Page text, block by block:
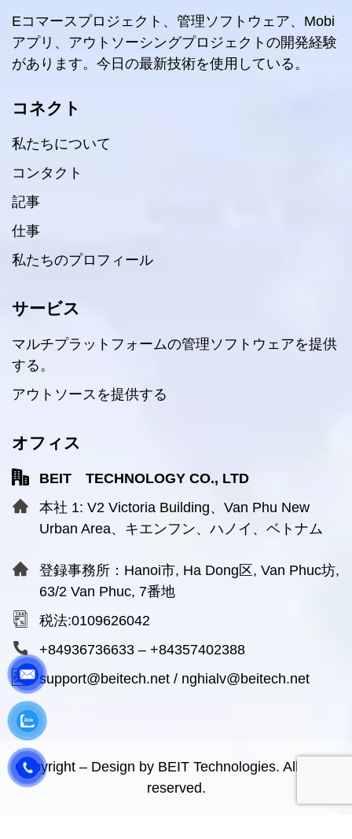
Eコマースプロジェクト、管理ソフトウェア、Mobi
アプリ、アウトソーシングプロジェクトの開発経験
があります。今日の最新技術を使用している。
コネクト
私たちについて
コンタクト
記事
仕事
私たちのプロフィール
サービス
マルチプラットフォームの管理ソフトウェアを提供
する。
アウトソースを提供する
オフィス
BEIT TECHNOLOGY CO., LTD
本社 1: V2 Victoria Building、Van Phu New
Urban Area、キエンフン、ハノイ、ベトナム
登録事務所：Hanoi市, Ha Dong区, Van Phuc坊,
63/2 Van Phuc, 7番地
税法:0109626042
+84936736633 – +84357402388
support@beitech.net / nghialv@beitech.net
Copyright – Design by BEIT Technologies. All rights
reserved.